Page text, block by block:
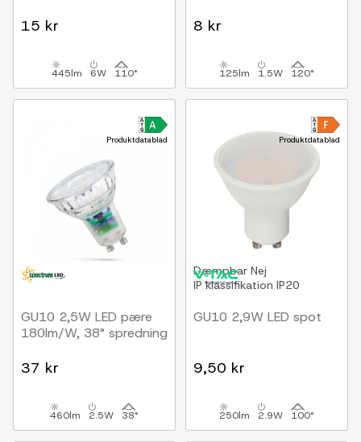
15 kr
445lm 6W 110°
8 kr
125lm 1.5W 120°
Produktdatablad
GU10 2,5W LED pære
180lm/W, 38° spredning
37 kr
460lm 2.5W 38°
Produktdatablad
Dæmpbar Nej
IP klassifikation IP20
GU10 2,9W LED spot
9,50 kr
250lm 2.9W 100°